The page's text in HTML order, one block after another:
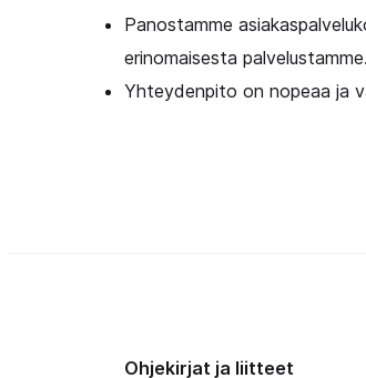
Panostamme
erinomaisesta palvelustamme.
Yhteydenpito on nopeaa ja
Ohjekirjat ja liitteet